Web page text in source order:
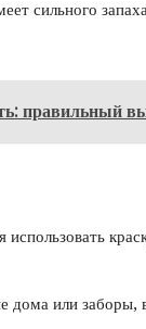
сильного
правильный
дома или заборы,